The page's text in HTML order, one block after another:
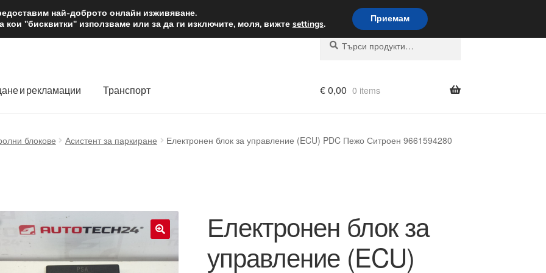
лв. Доставка по целия свят
Търсене
Търсене
и рекламации Транспорт €0,00 0 items
блокове Асистент за паркиране
Електронен блок за управление (ECU) PDC Пежо Ситроен 9661594280
Електронен блок за
управление (ECU)
най-доброто онлайн изживяване.
"бисквитки" използваме или за да ги изключите, моля, вижте settings. Приемам